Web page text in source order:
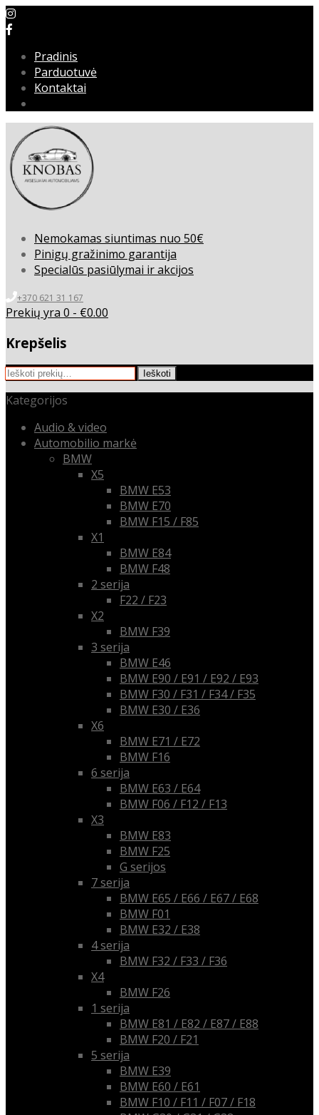
Pradinis
Parduotuvė
Kontaktai
Nemokamas siuntimas nuo 50€
Pinigų gražinimo garantija
Specialūs pasiūlymai ir akcijos
+370 621 31 167
Prekių yra 0 - €0.00
Krepšelis
Ieškoti: Ieškoti
Kategorijos
Audio & video
Automobilio markė
BMW
X5
BMW E53
BMW E70
BMW F15 / F85
X1
BMW E84
BMW F48
2 serija
F22 / F23
X2
BMW F39
3 serija
BMW E46
BMW E90 / E91 / E92 / E93
BMW F30 / F31 / F34 / F35
BMW E30 / E36
X6
BMW E71 / E72
BMW F16
6 serija
BMW E63 / E64
BMW F06 / F12 / F13
X3
BMW E83
BMW F25
G serijos
7 serija
BMW E65 / E66 / E67 / E68
BMW F01
BMW E32 / E38
4 serija
BMW F32 / F33 / F36
X4
BMW F26
1 serija
BMW E81 / E82 / E87 / E88
BMW F20 / F21
5 serija
BMW E39
BMW E60 / E61
BMW F10 / F11 / F07 / F18